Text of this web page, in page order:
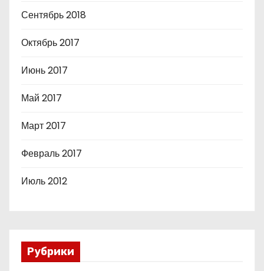
Сентябрь 2018
Октябрь 2017
Июнь 2017
Май 2017
Март 2017
Февраль 2017
Июль 2012
Рубрики